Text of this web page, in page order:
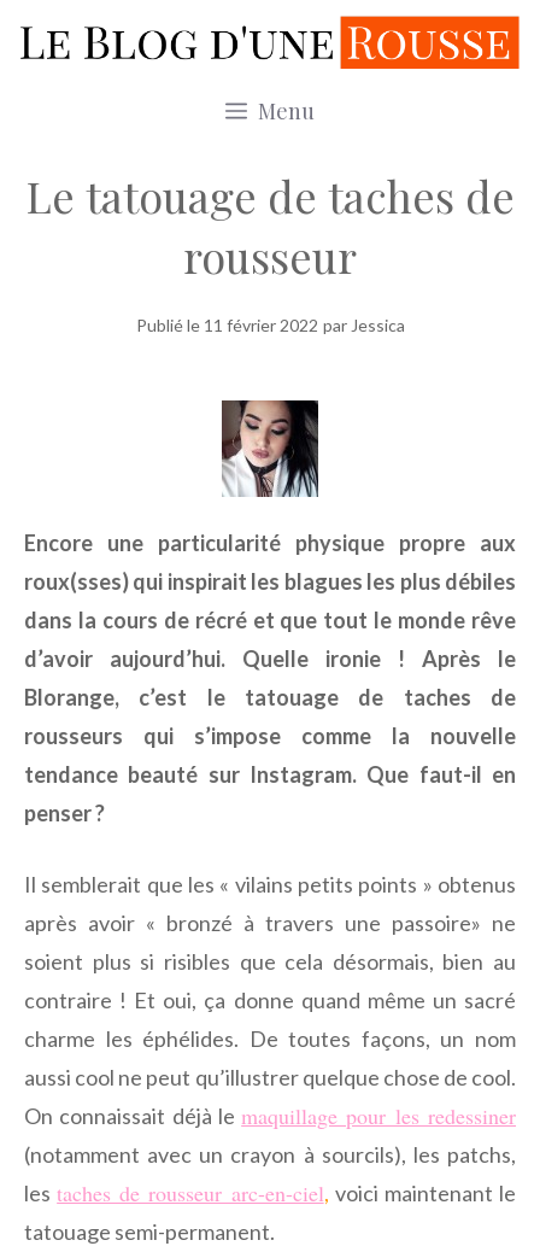
au
Menu
Le tatouage de taches de
rousseur
Publié le 11 février 2022 par Jessica
Encore une particularité physique propre aux
roux(sses) qui inspirait les blagues les plus débiles
dans la cours de récré et que tout le monde rêve
d’avoir aujourd’hui. Quelle ironie ! Après le
Blorange, c’est le tatouage de taches de
rousseurs qui s’impose comme la nouvelle
tendance beauté sur Instagram. Que faut-il en
penser ?
Il semblerait que les « vilains petits points » obtenus
après avoir « bronzé à travers une passoire» ne
soient plus si risibles que cela désormais, bien au
contraire ! Et oui, ça donne quand même un sacré
charme les éphélides. De toutes façons, un nom
aussi cool ne peut qu’illustrer quelque chose de cool.
On connaissait déjà le maquillage pour les redessiner
(notamment avec un crayon à sourcils), les patchs,
lestaches de rousseur arc-en-ciel, voici maintenant le
tatouage semi-permanent.